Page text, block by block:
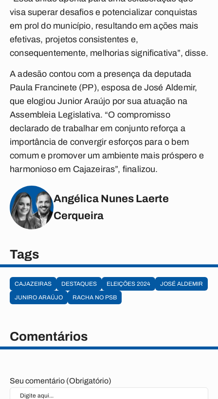
visa superar desafios e potencializar conquistas
em prol do município, resultando em ações mais
efetivas, projetos consistentes e,
consequentemente, melhorias significativa”, disse.
A adesão contou com a presença da deputada
Paula Francinete (PP), esposa de José Aldemir,
que elogiou Junior Araújo por sua atuação na
Assembleia Legislativa. “O compromisso
declarado de trabalhar em conjunto reforça a
importância de convergir esforços para o bem
comum e promover um ambiente mais próspero e
harmonioso em Cajazeiras”, finalizou.
Angélica Nunes Laerte
Cerqueira
Tags
CAJAZEIRAS DESTAQUES ELEIÇÕES 2024
JOSÉ ALDEMIR
JUNIRO ARAÚJO
RACHA NO PSB
Comentários
Seu comentário (Obrigatório)